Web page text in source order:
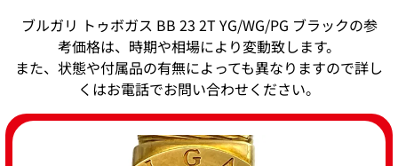
ブルガリ トゥボガス BB 23 2T YG/WG/PG ブラックの参
考価格は、時期や相場により変動致します。
また、状態や付属品の有無によっても異なりますので詳し
くはお電話でお問い合わせください。